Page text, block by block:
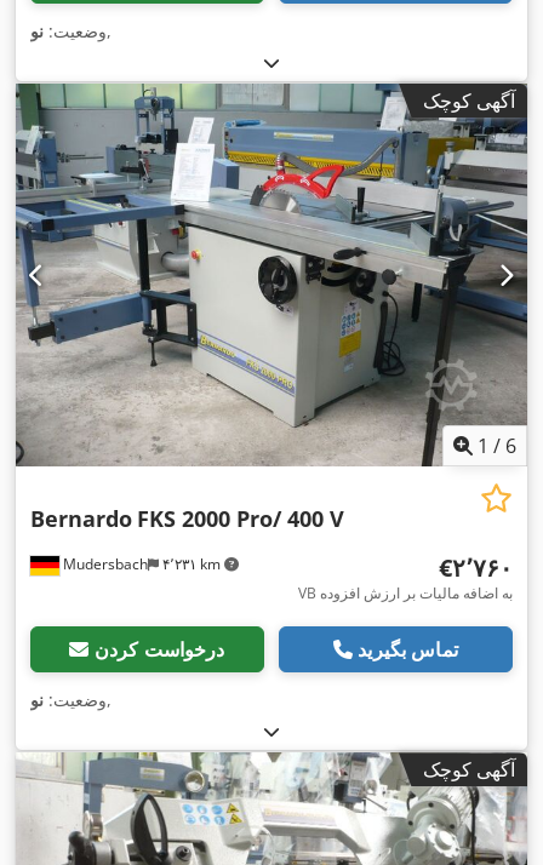
وضعیت: نو ,
آگهی کوچک
1 / 6
Mudersbach ۴٬۲۳۱ km
Bernardo FKS 2000 Pro/ 400 V
‎€۲٬۷۶۰
VB به اضافه مالیات بر ارزش افزوده
درخواست کردن تماس بگیرید
وضعیت: نو ,
آگهی کوچک